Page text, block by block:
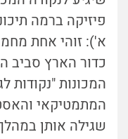
פיזיקה ברמה
א'): זוהי אחת
כדור הארץ סביב
המכונות "נקודות
המתמטיקאי
שגילה אותן